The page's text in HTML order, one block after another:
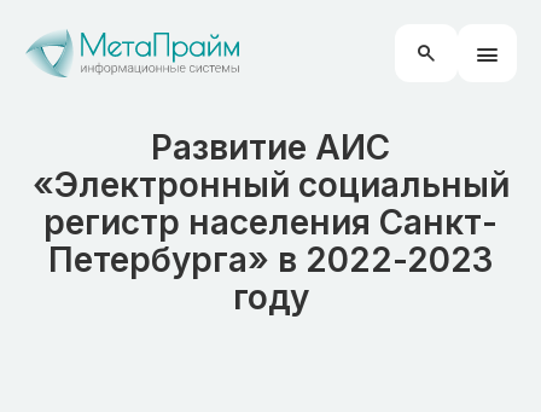
Развитие АИС
«Электронный социальный
регистр населения Санкт-
Петербурга» в 2022-2023
году